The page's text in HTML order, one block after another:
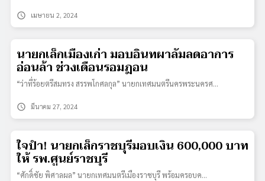
schedule เมษายน 2, 2024
นายกเล็กเมืองเก่า มอบอินทผาลัมลดอาการ
อ่อนล้า ช่วงเดือนรอมฎอน
“ว่าที่ร้อยตรีสมทรง สรรพโกศลกุล” นายกเทศมนตรีนครพระนครศ…
schedule มีนาคม 27, 2024
ใจป้ำ! นายกเล็กราชบุรีมอบเงิน 600,000 บาท
ให้ รพ.ศูนย์ราชบุรี
“ศักดิ์ชัย พิศาลผล” นายกเทศมนตรีเมืองราชบุรี พร้อมครอบค…